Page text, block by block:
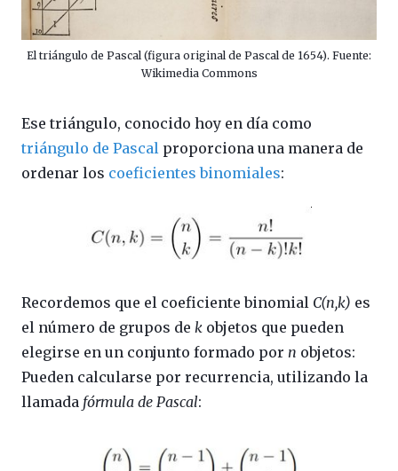
El triángulo de Pascal (figura original de Pascal de 1654). Fuente:
Wikimedia Commons
Ese triángulo, conocido hoy en día como
triángulo de Pascal proporciona una manera de
ordenar los coeficientes binomiales:
Recordemos que el coeficiente binomial C(n,k) es
el número de grupos de k objetos que pueden
elegirse en un conjunto formado por n objetos:
Pueden calcularse por recurrencia, utilizando la
llamada fórmula de Pascal: